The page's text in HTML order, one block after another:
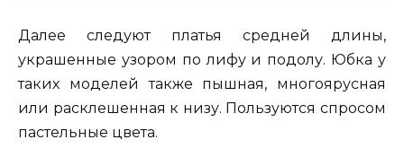
Далее следуют платья средней длины,
украшенные узором по лифу и подолу. Юбка у
таких моделей также пышная, многоярусная
или расклешенная к низу. Пользуются спросом
пастельные цвета.